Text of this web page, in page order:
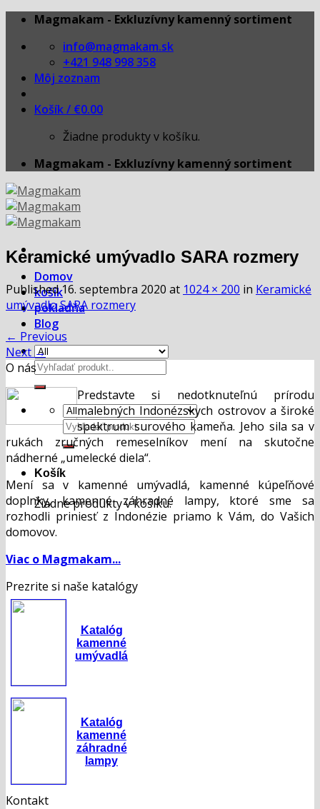
Skip
content
Magmakam - Exkluzívny kamenný sortiment
info@magmakam.sk
+421 948 998 358
Môj zoznam
Košík / €0.00
Žiadne produkty v košíku.
Magmakam - Exkluzívny kamenný sortiment
Domov
košík
pokladňa
Blog
Hľadať:
Hľadať:
Košík
Žiadne produkty v košíku.
Keramické umývadlo SARA rozmery
Published16. septembra 2020 at 1024 × 200 in Keramické
umývadlo SARA rozmery
← Previous
Next →
O nás
Predstavte si nedotknuteľnú prírodu
malebných Indonézskych ostrovov a široké
spektrum surového kameňa. Jeho sila sa v
rukách zručných remeselníkov mení na skutočne
nádherné „umelecké diela“.
Mení sa v kamenné umývadlá, kamenné kúpeľňové
doplnky, kamenné záhradné lampy, ktoré sme sa
rozhodli priniesť z Indonézie priamo k Vám, do Vašich
domovov.
Viac o Magmakam...
Prezrite si naše katalógy
Katalóg
kamenné
umývadlá
Katalóg
kamenné
záhradné
lampy
Kontakt